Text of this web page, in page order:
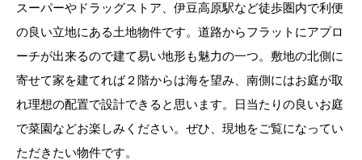
スーパーやドラッグストア、伊豆高原駅など徒歩圏内で利便
の良い立地にある土地物件です。道路からフラットにアプロ
ーチが出来るので建て易い地形も魅力の一つ。敷地の北側に
寄せて家を建てれば２階からは海を望み、南側にはお庭が取
れ理想の配置で設計できると思います。日当たりの良いお庭
で菜園などお楽しみください。ぜひ、現地をご覧になってい
ただきたい物件です。